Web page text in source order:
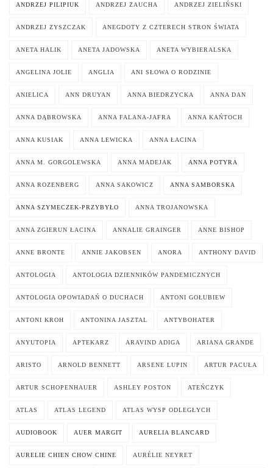
ANDRZEJ PILIPIUK ANDRZEJ ZAUCHA ANDRZEJ ZIELIŃSKI
ANDRZEJ ZYSZCZAK ANEGDOTY Z CZTERECH STRON ŚWIATA
ANETA HALIK ANETA JADOWSKA ANETA WYBIERALSKA
ANGELINA JOLIE ANGLIA ANI SŁOWA O RODZINIE
ANIELICA ANN DRUYAN ANNA BIEDRZYCKA ANNA DAN
ANNA DĄBROWSKA ANNA FALANA-JAFRA ANNA KAŃTOCH
ANNA KUSIAK ANNA LEWICKA ANNA ŁACINA
ANNA M. GORGOLEWSKA ANNA MADEJAK ANNA POTYRA
ANNA ROZENBERG ANNA SAKOWICZ ANNA SAMBORSKA
ANNA SZYMECZEK-PRZYBYŁO ANNA TROJANOWSKA
ANNA ZGIERUN ŁACINA ANNALIE GRAINGER ANNE BISHOP
ANNE BRONTE ANNIE JAKOBSEN ANORA ANTHONY DAVID
ANTOLOGIA ANTOLOGIA DZIENNIKÓW PANDEMICZNYCH
ANTOLOGIA OPOWIADAŃ O DUCHACH ANTONI GOŁUBIEW
ANTONI KROH ANTONINA JASZTAL ANTYBOHATER
ANYUTOPIA APTEKARZ ARAVIND ADIGA ARIANA GRANDE
ARISTO ARNOLD BENNETT ARSENE LUPIN ARTUR PACUŁA
ARTUR SCHOPENHAUER ASHLEY POSTON ATEŃCZYK
ATLAS ATLAS LEGEND ATLAS WYSP ODLEGŁYCH
AUDIOBOOK AUER MARGIT AURELIA BLANCARD
AURELIE CHIEN CHOW CHINE AURÉLIE NEYRET